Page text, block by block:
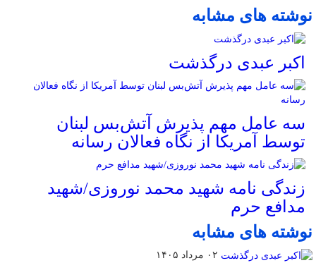
نوشته های مشابه
اکبر عبدی درگذشت
سه عامل مهم پذیرش آتش‌بس لبنان
توسط آمریکا از نگاه فعالان رسانه
زندگی نامه شهید محمد نوروزی/شهید
مدافع حرم
نوشته های مشابه
۰۲ مرداد ۱۴۰۵